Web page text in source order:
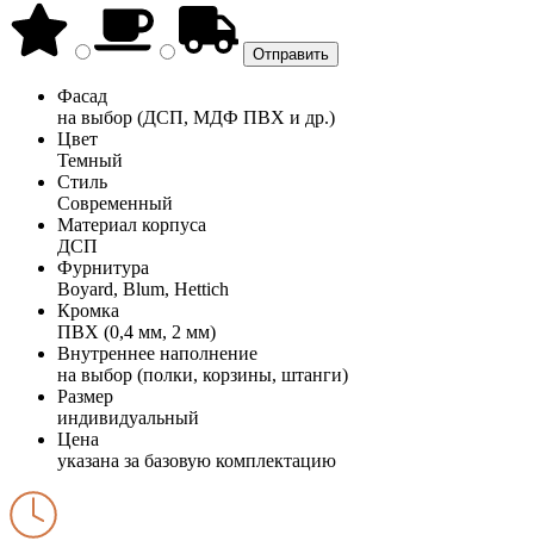
Фасад
на выбор (ДСП, МДФ ПВХ и др.)
Цвет
Темный
Стиль
Современный
Материал корпуса
ДСП
Фурнитура
Boyard, Blum, Hettich
Кромка
ПВХ (0,4 мм, 2 мм)
Внутреннее наполнение
на выбор (полки, корзины, штанги)
Размер
индивидуальный
Цена
указана за базовую комплектацию